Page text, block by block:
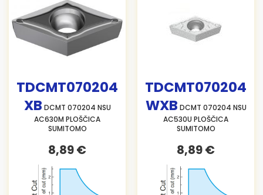
TDCMT070204
XB DCMT 070204 NSU
AC630M PLOŠČICA
SUMITOMO
8,89 €
TDCMT070204
WXB DCMT 070204 NSU
AC530U PLOŠČICA
SUMITOMO
8,89 €